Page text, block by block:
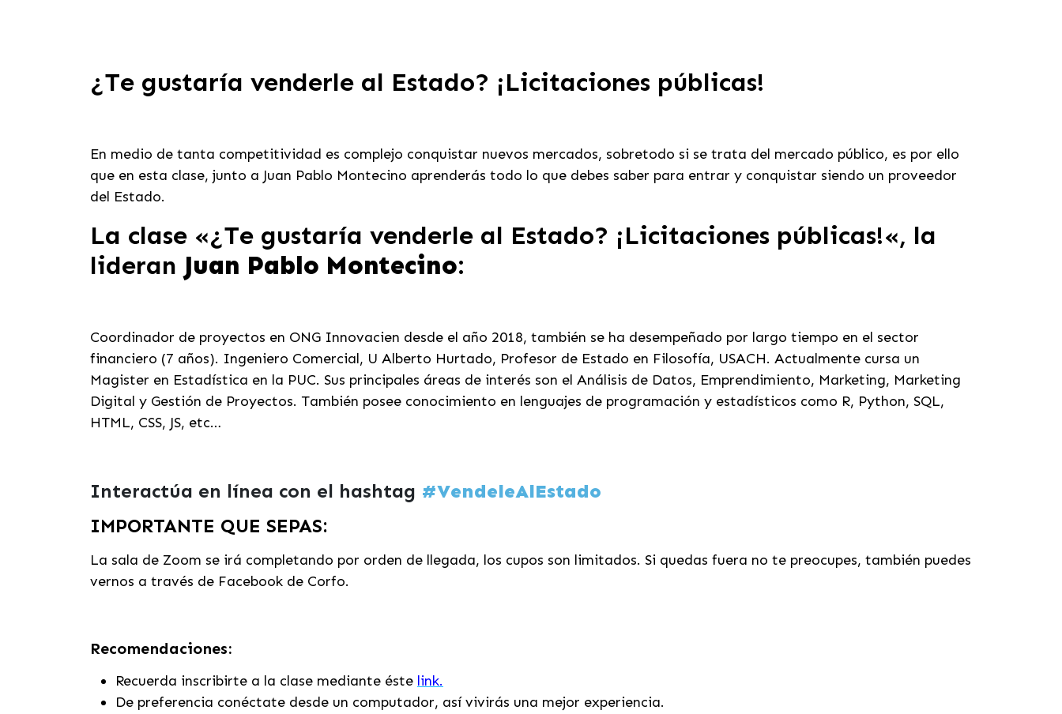
¿Te gustaría venderle al Estado? ¡Licitaciones públicas!
En medio de tanta competitividad es complejo conquistar nuevos mercados, sobretodo si se trata del mercado público, es por ello
que en esta clase, junto a Juan Pablo Montecino aprenderás todo lo que debes saber para entrar y conquistar siendo un proveedor
del Estado.
La clase «¿Te gustaría venderle al Estado? ¡Licitaciones públicas!«, la
lideran Juan Pablo Montecino:
Coordinador de proyectos en ONG Innovacien desde el año 2018, también se ha desempeñado por largo tiempo en el sector
financiero (7 años). Ingeniero Comercial, U Alberto Hurtado, Profesor de Estado en Filosofía, USACH. Actualmente cursa un
Magister en Estadística en la PUC. Sus principales áreas de interés son el Análisis de Datos, Emprendimiento, Marketing, Marketing
Digital y Gestión de Proyectos. También posee conocimiento en lenguajes de programación y estadísticos como R, Python, SQL,
HTML, CSS, JS, etc…
Interactúa en línea con el hashtag #VendeleAlEstado
IMPORTANTE QUE SEPAS:
La sala de Zoom se irá completando por orden de llegada, los cupos son limitados. Si quedas fuera no te preocupes, también puedes
vernos a través de Facebook de Corfo.
Recomendaciones:
Recuerda inscribirte a la clase mediante éste link.
De preferencia conéctate desde un computador, así vivirás una mejor experiencia.